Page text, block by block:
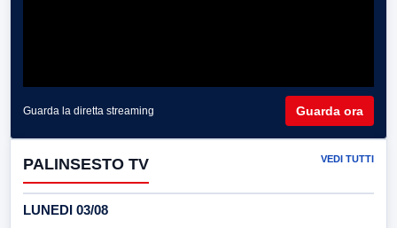
Guarda la diretta streaming Guarda ora
PALINSESTO TV VEDI TUTTI
LUNEDI 03/08